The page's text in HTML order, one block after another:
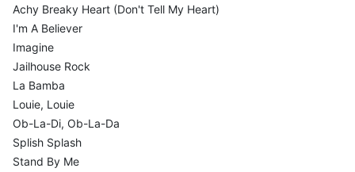
Achy Breaky Heart (Don't Tell My Heart)
I'm A Believer
Imagine
Jailhouse Rock
La Bamba
Louie, Louie
Ob-La-Di, Ob-La-Da
Splish Splash
Stand By Me